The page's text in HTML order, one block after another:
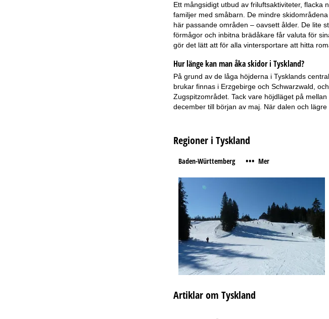
Ett mångsidigt utbud av friluftsaktiviteter,
familjer med småbarn. De mindre
här passande områden – oavsett ålder. De lite
förmågor och inbitna brädåkare får valuta för
gör det lätt att för alla vintersportare att hitta
Hur länge kan man åka skidor i Tyskland?
På grund av de låga höjderna i Tysklands
brukar finnas i Erzgebirge och Schwarzwald,
Zugspitzområdet. Tack vare höjdläget på
december till början av maj. När dalen och
Regioner i Tyskland
Baden-Württemberg ••• Mer
Artiklar om Tyskland